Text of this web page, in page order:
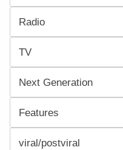
Radio
TV
Next Generation
Features
viral/postviral